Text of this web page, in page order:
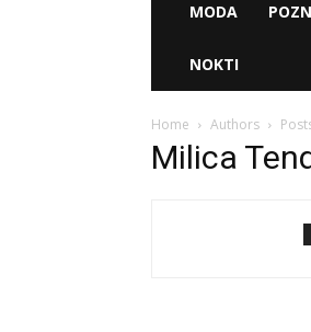
MODA
NOKTI
Home Authors
Milica